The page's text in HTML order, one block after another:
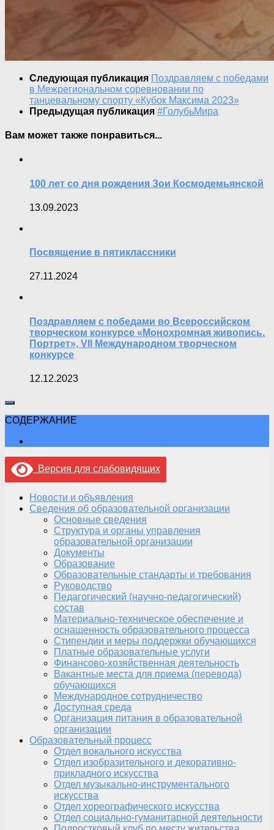
Следующая публикация Поздравляем с победами
в Межрегиональном соревновании по
танцевальному спорту «Кубок Максима 2023»
Предыдущая публикация #ГолубьМира
Вам может также понравиться...
100 лет со дня рождения Зои Космодемьянской
13.09.2023
Посвящение в пятиклассники
27.11.2024
Поздравляем с победами во Всероссийском
творческом конкурсе «Монохромная живопись.
Портрет», VII Международном творческом
конкурсе
12.12.2023
СОДЕРЖАНИЕ
Версия для слабовидящих
Новости и объявления
Сведения об образовательной организации
Основные сведения
Структура и органы управления
образовательной организации
Документы
Образование
Образовательные стандарты и требования
Руководство
Педагогический (научно-педагогический)
состав
Материально-техническое обеспечение и
оснащенность образовательного процесса
Стипендии и меры поддержки обучающихся
Платные образовательные услуги
Финансово-хозяйственная деятельность
Вакантные места для приема (перевода)
обучающихся
Международное сотрудничество
Доступная среда
Организация питания в образовательной
организации
Образовательный процесс
Отдел вокального искусства
Отдел изобразительного и декоративно-
прикладного искусства
Отдел музыкально-инструментального
искусства
Отдел хореографического искусства
Отдел социально-гуманитарной деятельности